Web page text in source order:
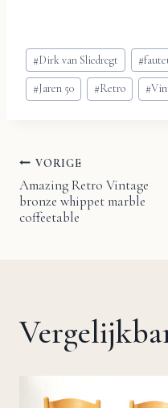
Bericht
tags:
#Dirk van Sliedregt #
#Jaren 50 #Retro #
Bericht
navigatie
VORIGE
Amazing Retro Vintage
bronze whippet marble
coffeetable